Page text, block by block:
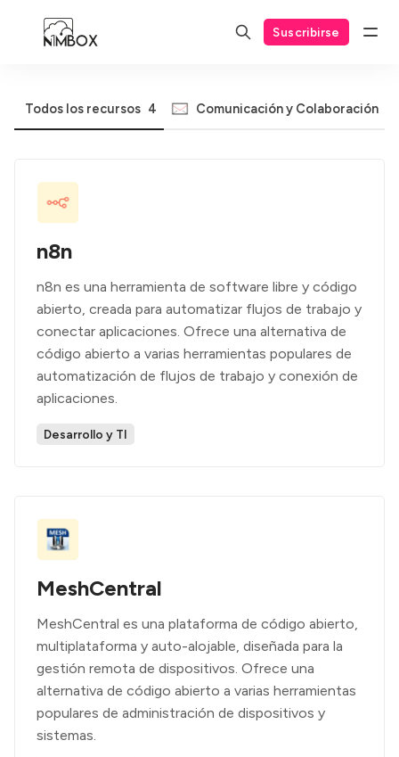
Suscribirse
Todos los recursos 4 Comunicación y Colaboración
n8n
n8n es una herramienta de software libre y código
abierto, creada para automatizar flujos de trabajo y
conectar aplicaciones. Ofrece una alternativa de
código abierto a varias herramientas populares de
automatización de flujos de trabajo y conexión de
aplicaciones.
Desarrollo y TI
MeshCentral
MeshCentral es una plataforma de código abierto,
multiplataforma y auto-alojable, diseñada para la
gestión remota de dispositivos. Ofrece una
alternativa de código abierto a varias herramientas
populares de administración de dispositivos y
sistemas.